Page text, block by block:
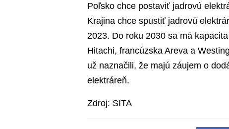
Poľsko chce postaviť jadrovú
Krajina chce spustiť jadrovú
2023. Do roku 2030 sa má
Hitachi, francúzska Areva a
už naznačili, že majú záujem o
elektráreň.
Zdroj: SITA